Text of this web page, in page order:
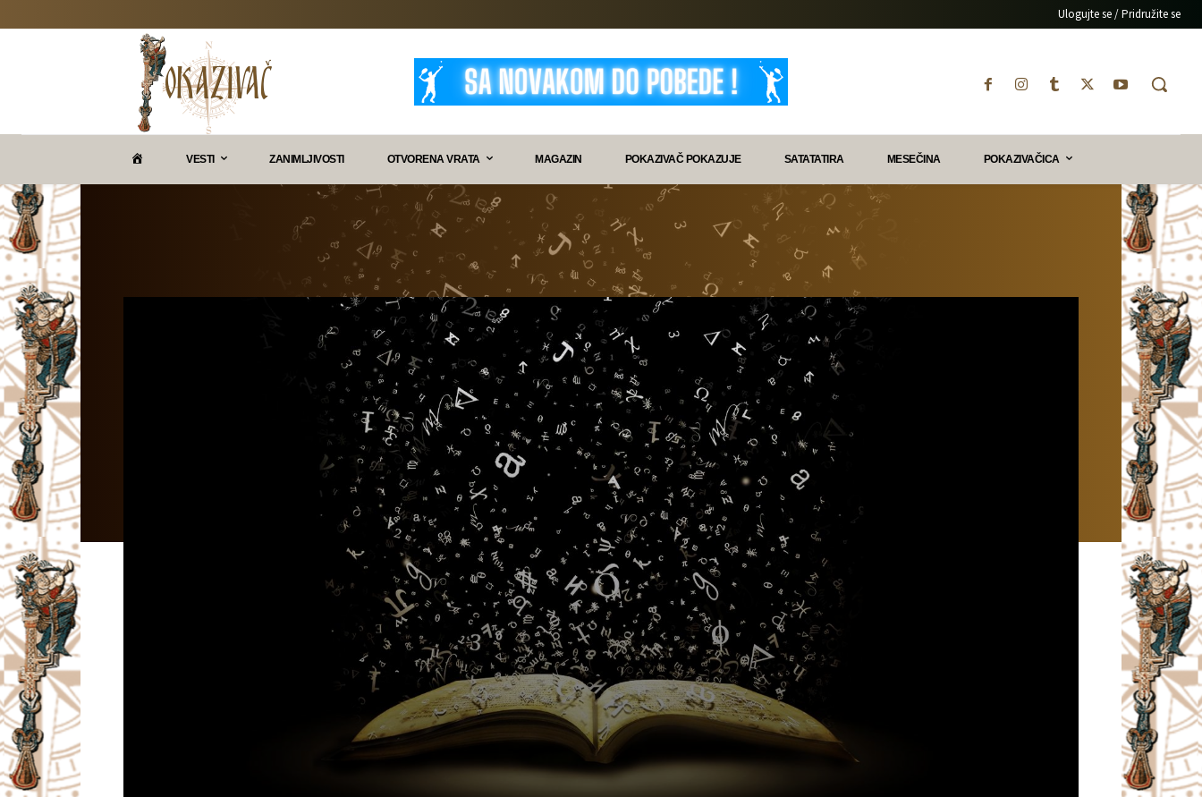
Ulogujte se / Pridružite se
VESTI ZANIMLJIVOSTI OTVORENA VRATA MAGAZIN POKAZIVAČ POKAZUJE SATATATIRA MESEČINA POKAZIVAČICA